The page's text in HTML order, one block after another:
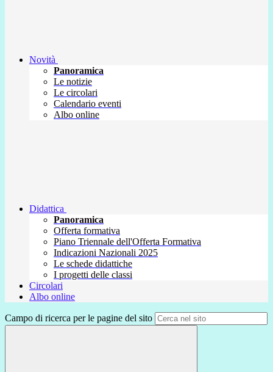
Novità
Panoramica
Le notizie
Le circolari
Calendario eventi
Albo online
Didattica
Panoramica
Offerta formativa
Piano Triennale dell'Offerta Formativa
Indicazioni Nazionali 2025
Le schede didattiche
I progetti delle classi
Circolari
Albo online
Campo di ricerca per le pagine del sito